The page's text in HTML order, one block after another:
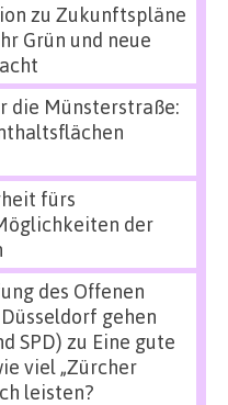
zu Zukunftspläne
Grün und neue
die Münsterstraße:
fürs
der
des Offenen
gehen
SPD) zu Eine gute
viel „Zürcher
leisten?